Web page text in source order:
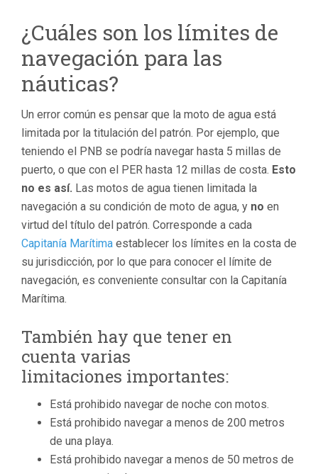
¿Cuáles son los límites de
navegación para las
náuticas?
Un error común es pensar que la moto de agua está
limitada por la titulación del patrón. Por ejemplo, que
teniendo el PNB se podría navegar hasta 5 millas de
puerto, o que con el PER hasta 12 millas de costa. Esto
no es así. Las motos de agua tienen limitada la
navegación a su condición de moto de agua, y no en
virtud del título del patrón. Corresponde a cada
Capitanía Marítima establecer los límites en la costa de
su jurisdicción, por lo que para conocer el límite de
navegación, es conveniente consultar con la Capitanía
Marítima.
También hay que tener en
cuenta varias
limitaciones importantes:
Está prohibido navegar de noche con motos.
Está prohibido navegar a menos de 200 metros
de una playa.
Está prohibido navegar a menos de 50 metros de